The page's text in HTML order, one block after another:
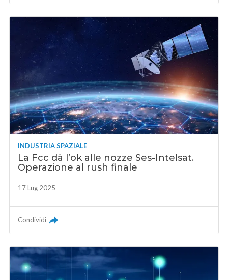
INDUSTRIA SPAZIALE
La Fcc dà l’ok alle nozze Ses-Intelsat.
Operazione al rush finale
17 Lug 2025
Condividi